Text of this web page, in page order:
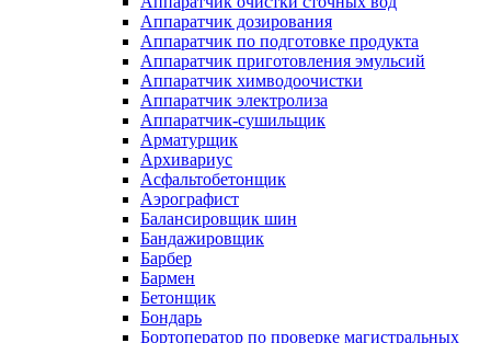
Аппаратчик дозирования
Аппаратчик по подготовке продукта
Аппаратчик приготовления эмульсий
Аппаратчик химводоочистки
Аппаратчик электролиза
Аппаратчик-сушильщик
Арматурщик
Архивариус
Асфальтобетонщик
Аэрографист
Балансировщик шин
Бандажировщик
Барбер
Бармен
Бетонщик
Бондарь
Бортоператор по проверке магистральных